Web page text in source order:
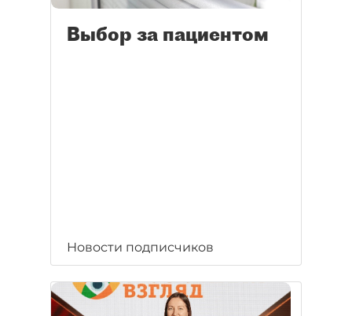
Выбор за пациентом
Новости подписчиков